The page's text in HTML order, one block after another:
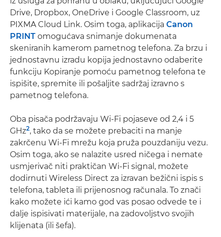
Drive, Dropbox, OneDrive i Google Classroom, uz
PIXMA Cloud Link. Osim toga, aplikacija Canon
PRINT omogućava snimanje dokumenata
skeniranih kamerom pametnog telefona. Za brzu i
jednostavnu izradu kopija jednostavno odaberite
funkciju Kopiranje pomoću pametnog telefona te
ispišite, spremite ili pošaljite sadržaj izravno s
pametnog telefona.
Oba pisača podržavaju Wi-Fi pojaseve od 2,4 i 5
GHz2, tako da se možete prebaciti na manje
zakrčenu Wi-Fi mrežu koja pruža pouzdaniju vezu.
Osim toga, ako se nalazite usred ničega i nemate
usmjerivač niti praktičan Wi-Fi signal, možete
dodirnuti Wireless Direct za izravan bežični ispis s
telefona, tableta ili prijenosnog računala. To znači
kako možete ići kamo god vas posao odvede te i
dalje ispisivati materijale, na zadovoljstvo svojih
klijenata (ili šefa).